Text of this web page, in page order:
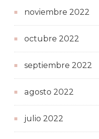
noviembre 2022
octubre 2022
septiembre 2022
agosto 2022
julio 2022